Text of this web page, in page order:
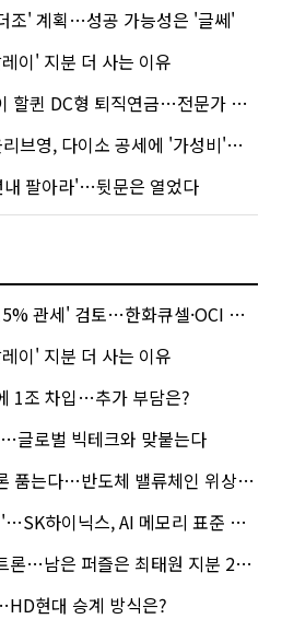
조' 계획…성공 가능성은 '글쎄'
이' 지분 더 사는 이유
퀸 DC형 퇴직연금…전문가 조언은
, 다이소 공세에 '가성비'로 맞불
팔아라'…뒷문은 열었다
세' 검토…한화큐셀·OCI 영향은?
이' 지분 더 사는 이유
1조 차입…추가 부담은?
글로벌 빅테크와 맞붙는다
는다…반도체 밸류체인 위상 강화
이닉스, AI 메모리 표준 선점 나섰다
…남은 퍼즐은 최태원 지분 29.4%
현대 승계 방식은?